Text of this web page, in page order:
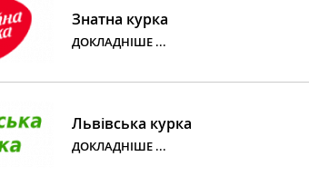
Знатна курка
ДОКЛАДНІШЕ ...
Львівська курка
ДОКЛАДНІШЕ ...